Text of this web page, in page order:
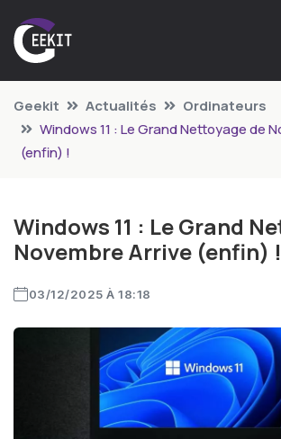
Geekit Actualités
Ordinateurs
Windows 11 : Le Grand Nettoyage de
(enfin) !
Windows 11 : Le Grand
Novembre Arrive (enfin) !
03/12/2025 À 18:18